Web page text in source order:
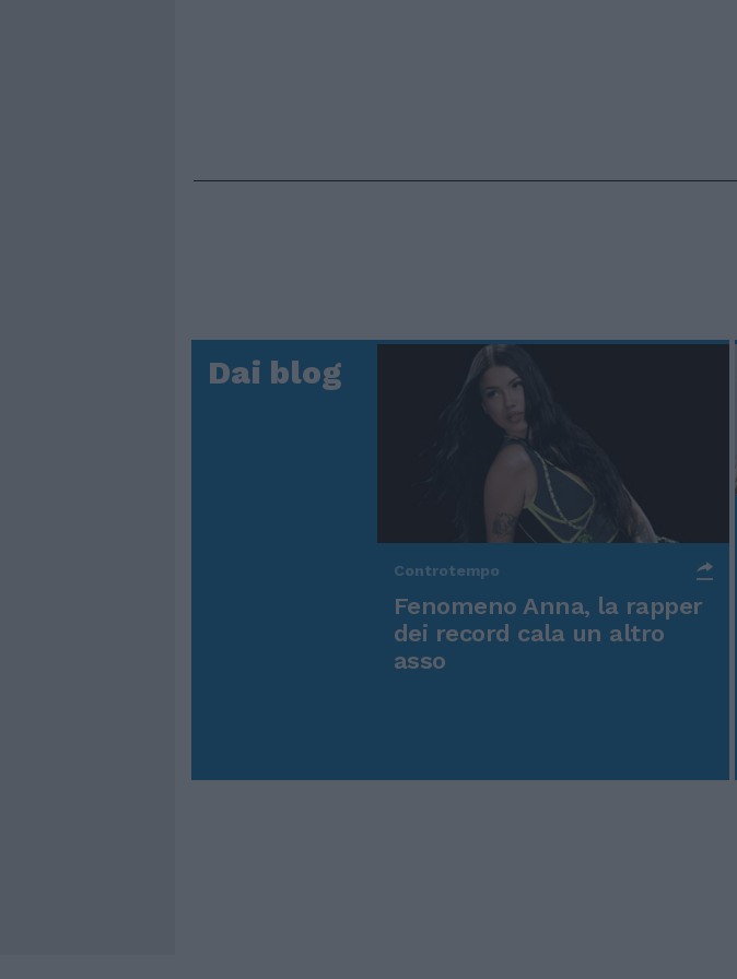
Dai blog
Controtempo
Fenomeno Anna, la rapper
dei record cala un altro
asso